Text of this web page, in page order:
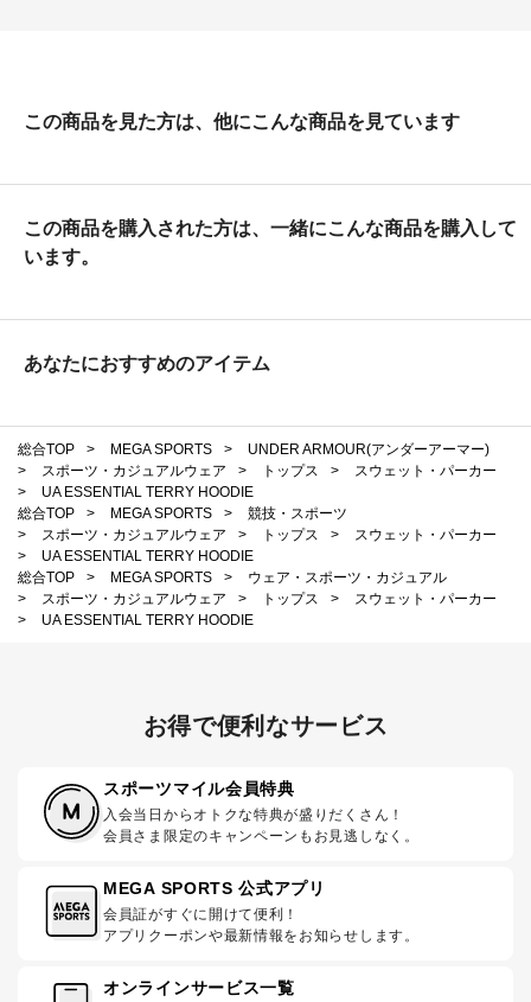
この商品を見た方は、他にこんな商品を見ています
この商品を購入された方は、一緒にこんな商品を購入して
います。
あなたにおすすめのアイテム
総合TOP > MEGA SPORTS >
UNDER ARMOUR(アンダーアーマー)
>
スポーツ・カジュアルウェア > トップス >
スウェット・パーカー
>
UA ESSENTIAL TERRY HOODIE
総合TOP
> MEGA SPORTS >
競技・スポーツ
>
スポーツ・カジュアルウェア > トップス >
スウェット・パーカー
>
UA ESSENTIAL TERRY HOODIE
総合TOP
> MEGA SPORTS >
ウェア・スポーツ・カジュアル
>
スポーツ・カジュアルウェア > トップス >
スウェット・パーカー
>
UA ESSENTIAL TERRY HOODIE
お得で便利なサービス
スポーツマイル会員特典
入会当日からオトクな特典が盛りだくさん！
会員さま限定のキャンペーンもお見逃しなく。
MEGA SPORTS 公式アプリ
会員証がすぐに開けて便利！
アプリクーポンや最新情報をお知らせします。
オンラインサービス一覧